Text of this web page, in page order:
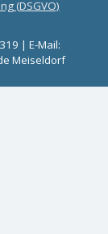
(DSGVO)
| E-Mail:
Meiseldorf